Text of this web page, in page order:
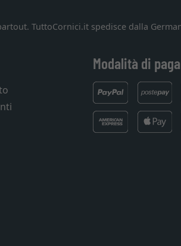
TuttoCornici.it spedisce dalla
Modalità di